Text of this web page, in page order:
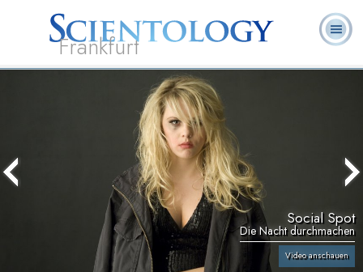
Frankfurt
Ehrenamtliche
Geistliche
Social Spot
Die Nacht durchmachen
Video anschauen